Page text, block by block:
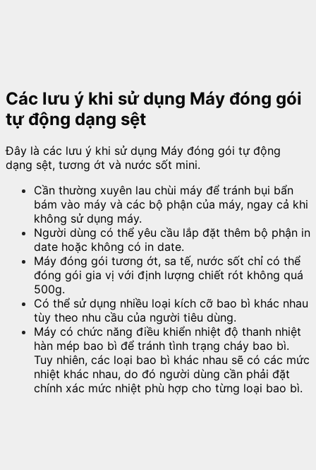
Các lưu ý khi sử dụng Máy đóng gói
tự động dạng sệt
Đây là các lưu ý khi sử dụng Máy đóng gói tự động
dạng sệt, tương ớt và nước sốt mini.
Cần thường xuyên lau chùi máy để tránh bụi bẩn
bám vào máy và các bộ phận của máy, ngay cả khi
không sử dụng máy.
Người dùng có thể yêu cầu lắp đặt thêm bộ phận in
date hoặc không có in date.
Máy đóng gói tương ớt, sa tế, nước sốt chỉ có thể
đóng gói gia vị với định lượng chiết rót không quá
500g.
Có thể sử dụng nhiều loại kích cỡ bao bì khác nhau
tùy theo nhu cầu của người tiêu dùng.
Máy có chức năng điều khiển nhiệt độ thanh nhiệt
hàn mép bao bì để tránh tình trạng cháy bao bì.
Tuy nhiên, các loại bao bì khác nhau sẽ có các mức
nhiệt khác nhau, do đó người dùng cần phải đặt
chính xác mức nhiệt phù hợp cho từng loại bao bì.